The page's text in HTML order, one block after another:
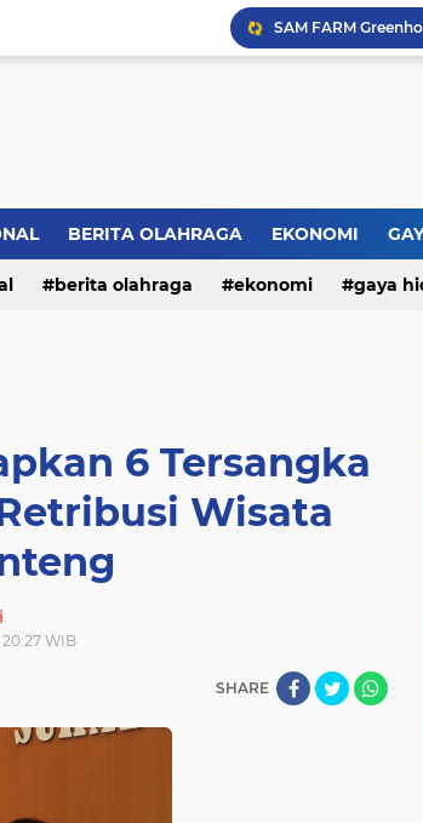
BERITA OLAHRAGA EKONOMI
berita olahraga ekonomi gaya
6 Tersangka
Wisata
20:27 WIB
SHARE